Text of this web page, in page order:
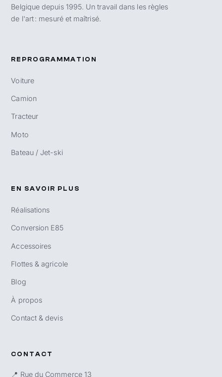
Belgique depuis 1995. Un travail dans les règles
de l'art : mesuré et maîtrisé.
REPROGRAMMATION
Voiture
Camion
Tracteur
Moto
Bateau / Jet-ski
EN SAVOIR PLUS
Réalisations
Conversion E85
Accessoires
Flottes & agricole
Blog
À propos
Contact & devis
CONTACT
📍 Rue du Commerce 13